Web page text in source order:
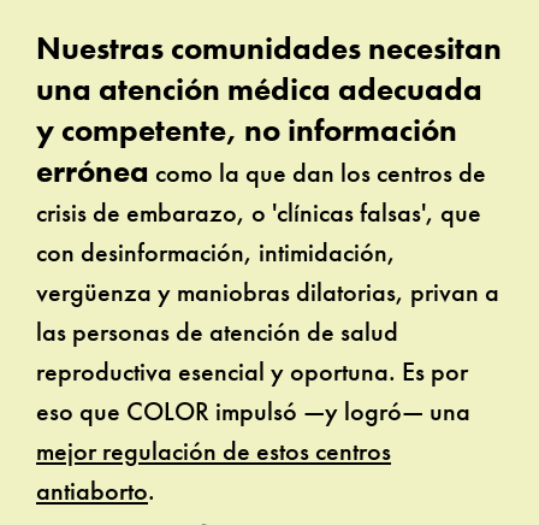
Nuestras comunidades necesitan
una atención médica adecuada
y competente, no información
errónea como la que dan los centros de
crisis de embarazo, o 'clínicas falsas', que
con desinformación, intimidación,
vergüenza y maniobras dilatorias, privan a
las personas de atención de salud
reproductiva esencial y oportuna. Es por
eso que COLOR impulsó —y logró— una
mejor regulación de estos centros
antiaborto.